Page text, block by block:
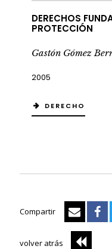
DERECHOS
PROTECCIÓN
Gastón Gómez
2005
DERECHO
Compartir
volver atrás